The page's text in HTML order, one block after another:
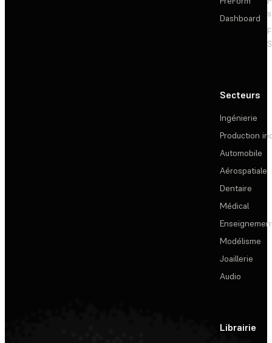
Dashboard
Secteurs
Ingénierie
Production
Automobile
Aérospatiale
Dentaire
Médical
Modélisme
Joaillerie
Audio
Librairie